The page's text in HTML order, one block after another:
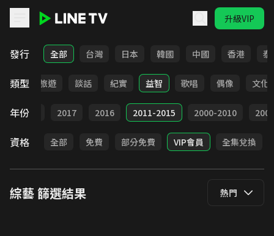
升級VIP
LINE TV - 綜藝
發行 全部 台灣 日本 韓國 中國 香港 泰
類型
美食 旅遊 談話 紀實 益智 歌唱 偶像 文化
年份
2018 2017 2016 2011-2015 2000-2010
資格 全部 免費 部分免費 VIP會員 全集兌換
綜藝篩選結果 熱門